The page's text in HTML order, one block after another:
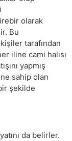
olarak
Bu
tarafından
iline cami halısı
yapmış
sahip olan
şekilde
da belirler.